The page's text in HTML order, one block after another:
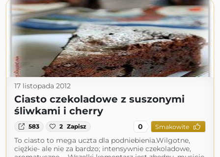
17 listopada 2012
Ciasto czekoladowe z suszonymi
śliwkami i cherry
583 2 Zapisz 0 Smakowite
To ciasto to mega uczta dla podniebienia.Wilgotne,
ciężkie- ale nie za bardzo; intensywnie czekoladowe,